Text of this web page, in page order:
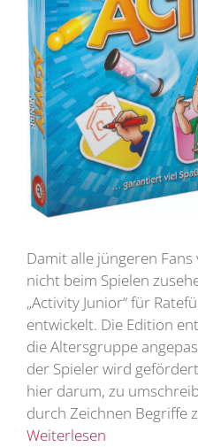
Damit alle jüngeren
nicht beim Spielen
„Activity Junior“ für
entwickelt. Die Edition
die Altersgruppe
der Spieler wird
hier darum, zu
durch Zeichnen Begriffe
Weiterlesen